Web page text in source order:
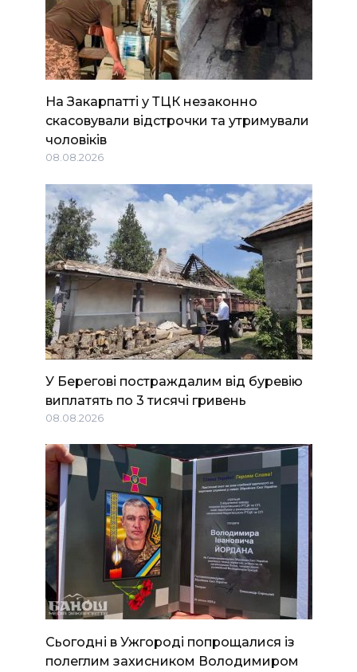
На Закарпатті у ТЦК незаконно
скасовували відстрочки та утримували
чоловіків
08.08.2026
У Берегові постраждалим від буревію
виплатять по 3 тисячі гривень
08.08.2026
Сьогодні в Ужгороді попрощалися із
полеглим захисником Володимиром